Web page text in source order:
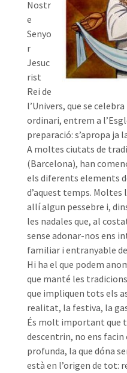
Nostr
e
Senyo
r
Jesuc
rist
Rei de
l’Univers, que se
ordinari, entrem a
preparació: s’apropa ja
A moltes ciutats de
(Barcelona), han
els diferents elements
d’aquest temps. Moltes
allí algun pessebre i,
les nadales que, al
sense adonar-nos ens
familiar i entranyable
Hi ha el que podem
que manté les
que impliquen tots els
realitat, la festiva, la
És molt important que
descentrin, no ens
profunda, la que dóna
està en l’origen de tot: